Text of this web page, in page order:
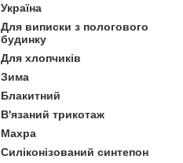
Україна
Для виписки з пологового
будинку
Для хлопчиків
Зима
Блакитний
В'язаний трикотаж
Махра
Силіконізований синтепон